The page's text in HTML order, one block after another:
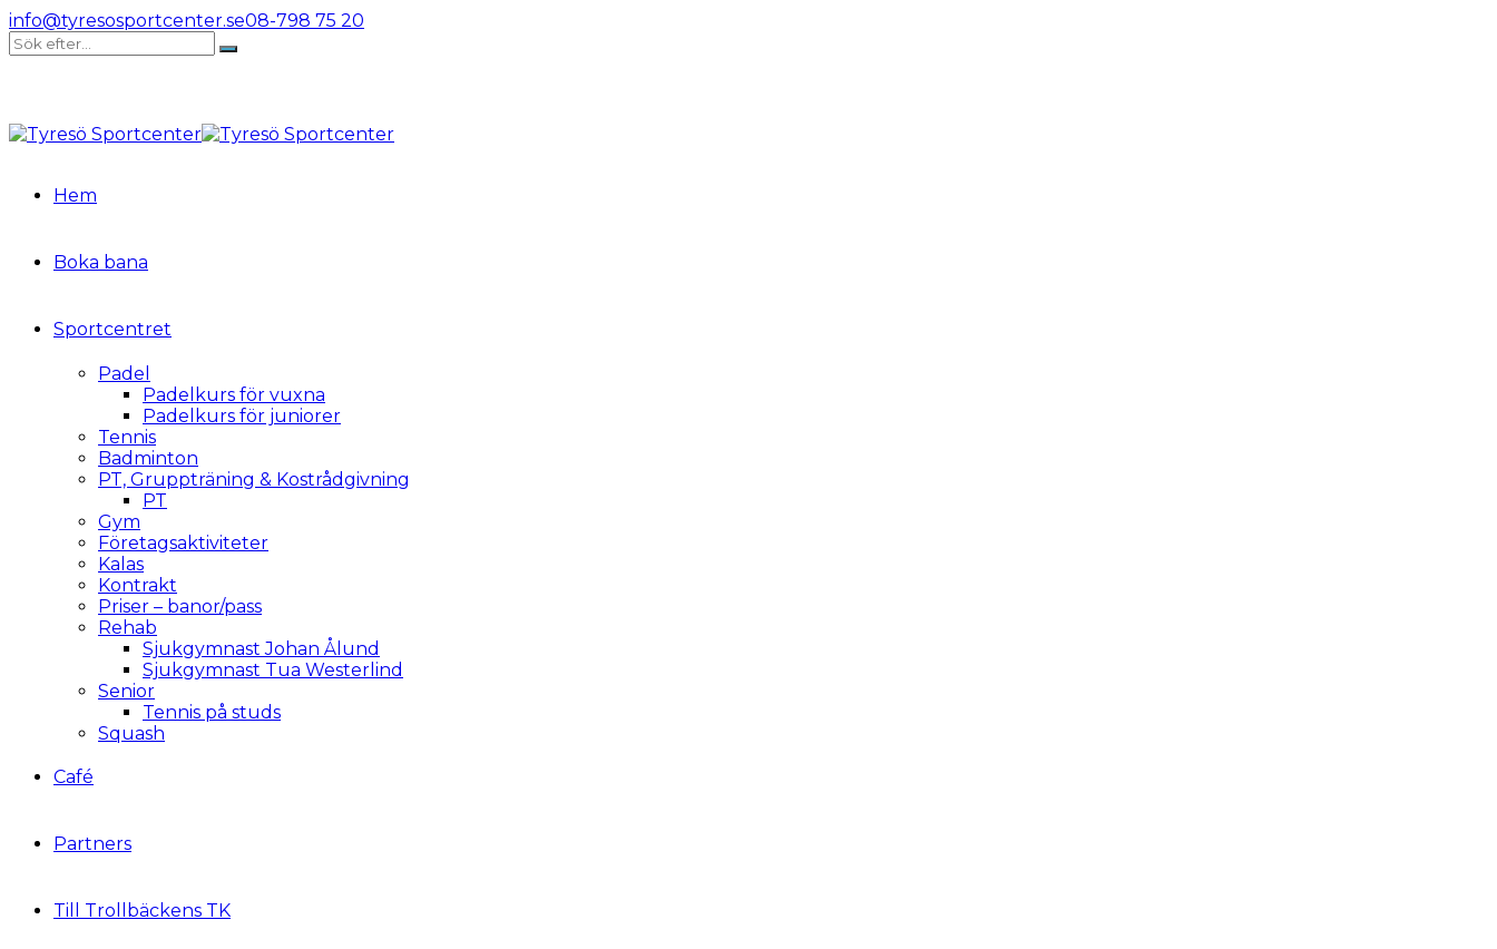
info@tyresosportcenter.se08-798 75 20
Hem
Boka bana
Sportcentret
Padel
Padelkurs för vuxna
Padelkurs för juniorer
Tennis
Badminton
PT, Gruppträning & Kostrådgivning
PT
Gym
Företagsaktiviteter
Kalas
Kontrakt
Priser – banor/pass
Rehab
Sjukgymnast Johan Ålund
Sjukgymnast Tua Westerlind
Senior
Tennis på studs
Squash
Café
Partners
Till Trollbäckens TK